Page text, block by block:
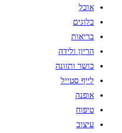
אוכל
בלוגים
בריאות
הריון ולידה
כושר ותזונה
לייף סטייל
אופנה
טיפוח
עיצוב